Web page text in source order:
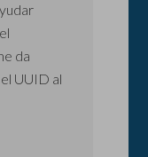
da
UUID al